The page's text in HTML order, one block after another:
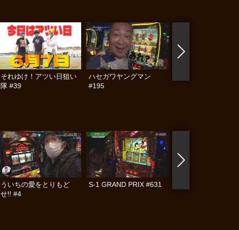
それゆけ！アツい日狙い
隊 #39
ハセガワヤングマン
#195
ういちの愛をとりもど
せ!! #4
S-1 GRAND PRIX #631